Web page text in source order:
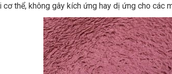
cơ thể, không gây kích ứng hay dị ứng cho các